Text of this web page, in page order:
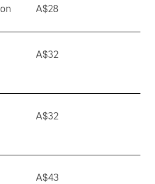
A$28
A$32
A$32
A$43